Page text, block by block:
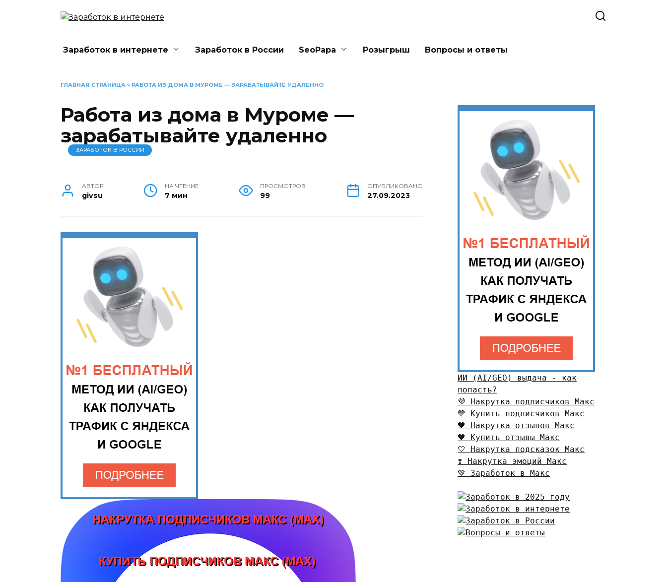
Заработок в интернете Заработок в России SeoPapa Розыгрыш Вопросы и ответы
ГЛАВНАЯ СТРАНИЦА » РАБОТА ИЗ ДОМА В МУРОМЕ — ЗАРАБАТЫВАЙТЕ УДАЛЕННО
Работа из дома в Муроме —
зарабатывайте удаленно
ЗАРАБОТОК В РОССИИ
АВТОР
givsu
НА ЧТЕНИЕ
7 мин
ПРОСМОТРОВ
99
ОПУБЛИКОВАНО
27.09.2023
ИИ (AI/GEO) выдача - как
попасть?
💜 Накрутка подписчиков Макс
💛 Купить подписчиков Макс
💙 Накрутка отзывов Макс
🧡 Купить отзывы Макс
🤍 Накрутка подсказок Макс
❣️ Накрутка эмоций Макс
💚 Заработок в Макс